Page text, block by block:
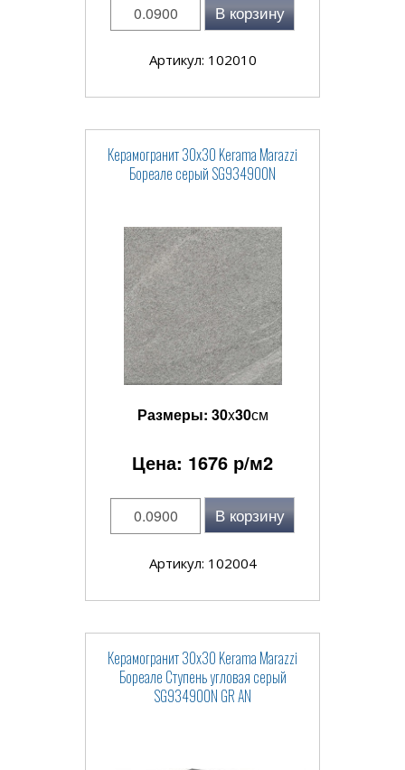
В корзину
Артикул: 102010
Керамогранит 30x30 Kerama Marazzi
Бореале серый SG934900N
Размеры: 30x30см
Цена: 1676 р/м2
В корзину
Артикул: 102004
Керамогранит 30x30 Kerama Marazzi
Бореале Ступень угловая серый
SG934900N GR AN